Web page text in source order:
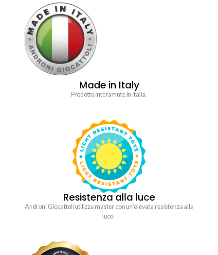
Made in Italy
Prodotto interamnte in Italia.
Resistenza alla luce
Androni Giocattoli utilizza master con un’elevata resistenza alla
luce.